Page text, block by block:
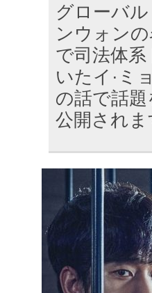
グローバ
ンウォン
で司法体
いたイ·ミ
の話で話
公開されま